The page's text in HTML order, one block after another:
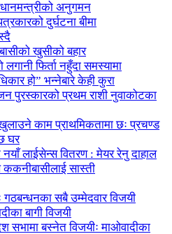
अनुगमन
दुर्घटना बीमा
खुसीको बहार
फिर्ता नहुँदा समस्यामा
हो” भन्नेबारे केही कुरा
पुरस्कारको प्रथम राशी नुवाकोटका
खुलाउने काम प्राथमिकतामा छः प्रचण्ड
घर
नयाँ लाईसेन्स वितरण : मेयर रेनु दाहाल
सास्ती
गठबन्धनका सबै उम्मेदवार विजयी
बागी विजयी
सभामा बस्नेत विजयीः माओवादीका